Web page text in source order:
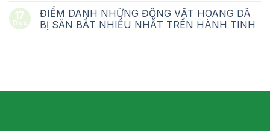
17
Dec
ĐIỂM DANH NHỮNG ĐỘNG VẬT HOANG DÃ
BỊ SĂN BẮT NHIỀU NHẤT TRÊN HÀNH TINH